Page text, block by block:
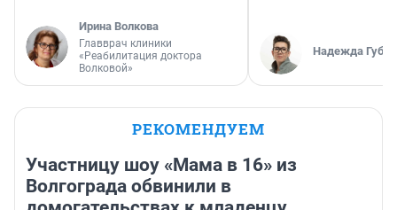
Ирина Волкова
Главврач клиники
«Реабилитация доктора
Волковой»
Надежда
РЕКОМЕНДУЕМ
Участницу шоу «Мама в 16» из
Волгограда обвинили в